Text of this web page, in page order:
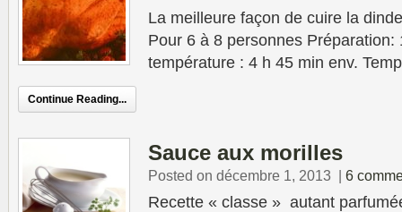
La meilleure façon de cuire la
Pour 6 à 8 personnes Préparation:
température : 4 h 45 min env.
Continue Reading...
Sauce aux morilles
Posted on décembre 1, 2013 | 6
Recette « classe » autant